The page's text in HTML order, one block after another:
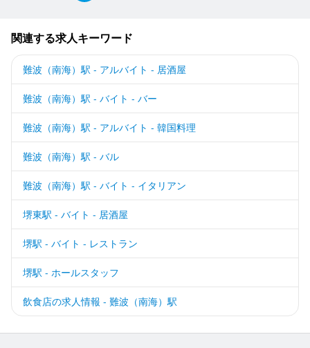
関連する求人キーワード
難波（南海）駅 - アルバイト - 居酒屋
難波（南海）駅 - バイト - バー
難波（南海）駅 - アルバイト - 韓国料理
難波（南海）駅 - バル
難波（南海）駅 - バイト - イタリアン
堺東駅 - バイト - 居酒屋
堺駅 - バイト - レストラン
堺駅 - ホールスタッフ
飲食店の求人情報 - 難波（南海）駅